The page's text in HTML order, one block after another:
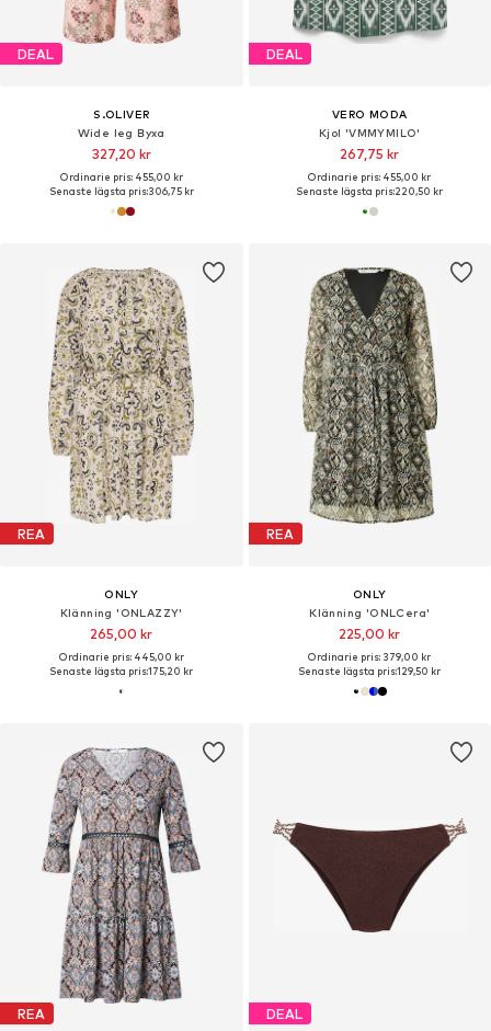
DEAL
S.OLIVER
Wide leg Byxa
327,20 kr
Ordinarie pris: 455,00 kr
Senaste lägsta pris:306,75 kr
DEAL
VERO MODA
Kjol 'VMMYMILO'
267,75 kr
Ordinarie pris: 455,00 kr
Senaste lägsta pris:220,50 kr
REA
ONLY
Klänning 'ONLAZZY'
265,00 kr
Ordinarie pris: 445,00 kr
Senaste lägsta pris:175,20 kr
REA
ONLY
Klänning 'ONLCera'
225,00 kr
Ordinarie pris: 379,00 kr
Senaste lägsta pris:129,50 kr
REA DEAL